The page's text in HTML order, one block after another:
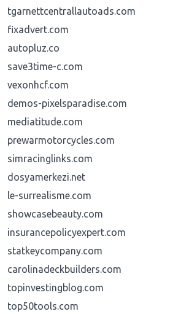
tgarnettcentrallautoads.com
fixadvert.com
autopluz.co
save3time-c.com
vexonhcf.com
demos-pixelsparadise.com
mediatitude.com
prewarmotorcycles.com
simracinglinks.com
dosyamerkezi.net
le-surrealisme.com
showcasebeauty.com
insurancepolicyexpert.com
statkeycompany.com
carolinadeckbuilders.com
topinvestingblog.com
top50tools.com